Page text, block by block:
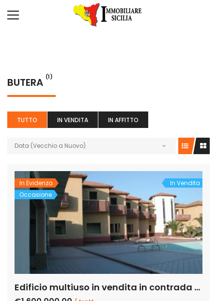
BUTERA (1)
TUTTO IN VENDITA IN AFFITTO
Data (Vecchio a Nuovo)
In Evidenza
Occasione
In Vendita
Edificio multiuso in vendita in contrada Desusino s.n.c., Butera